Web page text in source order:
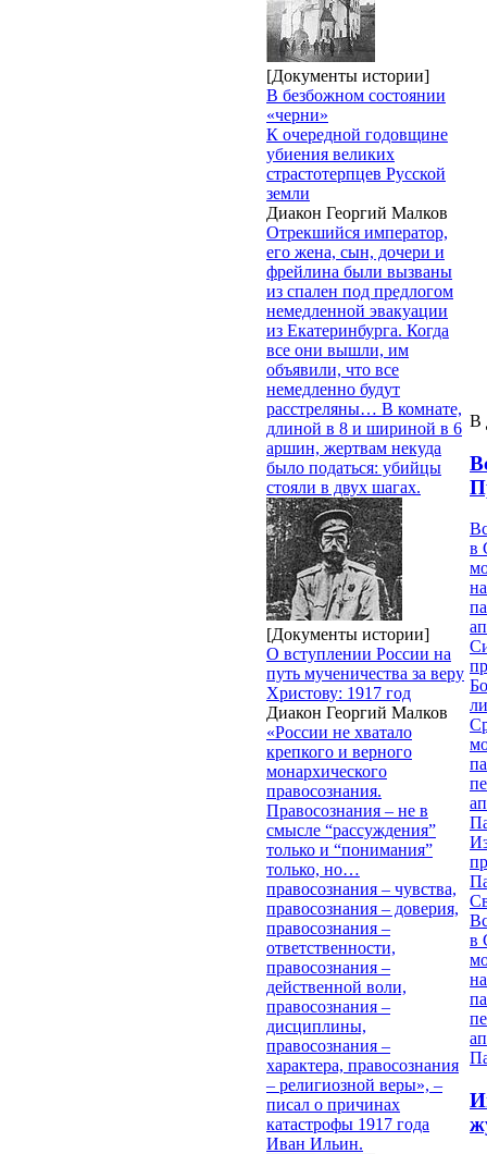
[Документы истории]
В безбожном состоянии
«черни»
К очередной годовщине
убиения великих
страстотерпцев Русской
земли
Диакон Георгий Малков
Отрекшийся император,
его жена, сын, дочери и
фрейлина были вызваны
из спален под предлогом
немедленной эвакуации
из Екатеринбурга. Когда
все они вышли, им
объявили, что все
немедленно будут
расстреляны… В комнате,
длиной в 8 и шириной в 6
аршин, жертвам некуда
было податься: убийцы
стояли в двух шагах.
[Документы истории]
О вступлении России на
путь мученичества за веру
Христову: 1917 год
Диакон Георгий Малков
«России не хватало
крепкого и верного
монархического
правосознания.
Правосознания – не в
смысле “рассуждения”
только и “понимания”
только, но…
правосознания – чувства,
правосознания – доверия,
правосознания –
ответственности,
правосознания –
действенной воли,
правосознания –
дисциплины,
правосознания –
характера, правосознания
– религиозной веры», –
писал о причинах
катастрофы 1917 года
Иван Ильин.
В
в
в